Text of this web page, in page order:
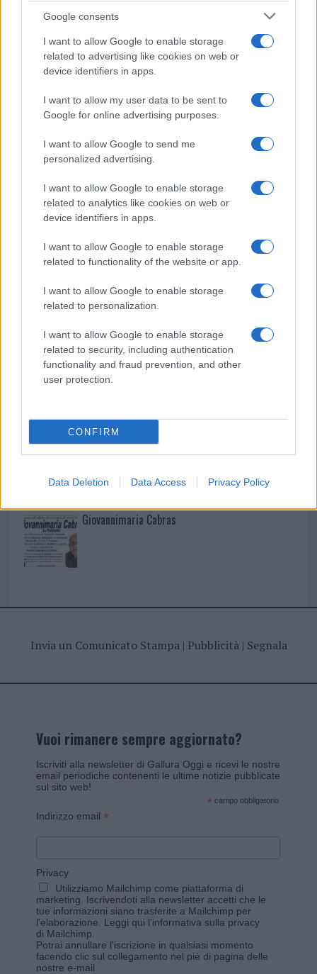
Google consents
I want to allow Google to enable storage
related to advertising like cookies on web or
device identifiers in apps.
I want to allow my user data to be sent to
Google for online advertising purposes.
I want to allow Google to send me
personalized advertising.
I want to allow Google to enable storage
related to analytics like cookies on web or
device identifiers in apps.
I want to allow Google to enable storage
related to functionality of the website or app.
I want to allow Google to enable storage
related to personalization.
I want to allow Google to enable storage
related to security, including authentication
functionality and fraud prevention, and other
user protection.
CONFIRM
Data Deletion Data Access Privacy Policy
NECROLOGIE
Mario Malu
Paolo Pinna
I nostri cari
I nostri cari
Giovannimaria Cabras
Invia un Comunicato Stampa| Pubblicità| Segnala
Vuoi rimanere sempre aggiornato?
Iscriviti alla newsletter di Gallura Oggi e ricevi le nostre
email periodiche contenenti le ultime notizie pubblicate
sul sito web!
* campo obbligatorio
Indirizzo email *
Privacy
Utilizziamo Mailchimp come piattaforma di
marketing. Iscrivendoti alla newsletter accetti che le
tue informazioni siano trasferite a Mailchimp per
l'elaborazione. Leggi qui l'informativa sulla privacy
di Mailchimp
Potrai annullare l'iscrizione in qualsiasi momento
facendo clic sul collegamento nel piè di pagina delle
nostre e-mail.